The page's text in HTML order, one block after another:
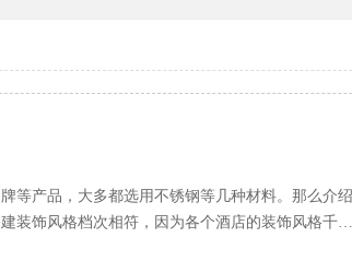
等产品，大多都选用不锈钢等几种材料。那么介
装饰风格档次相符，因为各个酒店的装饰风格千…